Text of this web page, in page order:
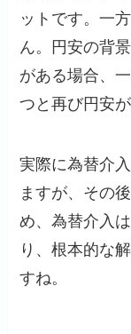
ットです。一
ん。円安の背
がある場合、
つと再び円安
実際に為替介
ますが、その
め、為替介入
り、根本的な
すね。